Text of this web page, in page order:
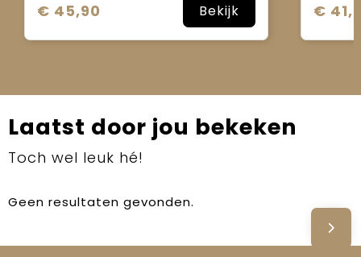
€ 45,90 Bekijk €
Laatst door jou bekeken
Toch wel leuk hé!
Geen resultaten gevonden.